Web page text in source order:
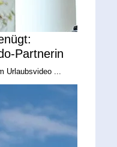
Partnerin
Urlaubsvideo ...